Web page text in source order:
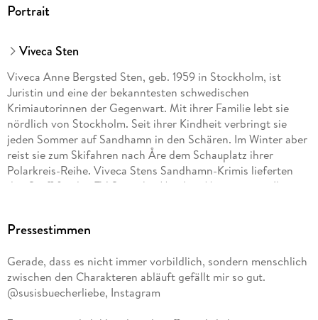
Portrait
Viveca Sten
Viveca Anne Bergsted Sten, geb. 1959 in Stockholm, ist
Juristin und eine der bekanntesten schwedischen
Krimiautorinnen der Gegenwart. Mit ihrer Familie lebt sie
nördlich von Stockholm. Seit ihrer Kindheit verbringt sie
jeden Sommer auf Sandhamn in den Schären. Im Winter aber
reist sie zum Skifahren nach Åre dem Schauplatz ihrer
Polarkreis-Reihe. Viveca Stens Sandhamn-Krimis lieferten
den Stoff für den TV-Serienhit Mord im Mittsommer . Ihre
Pressestimmen
Gerade, dass es nicht immer vorbildlich, sondern menschlich
zwischen den Charakteren abläuft gefällt mir so gut.
@susisbuecherliebe, Instagram